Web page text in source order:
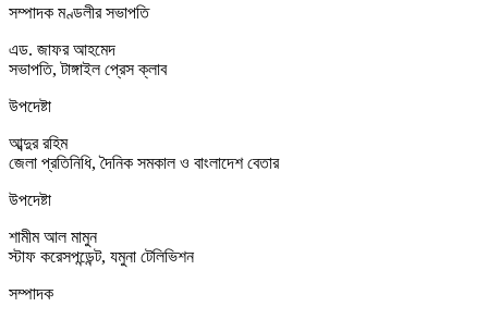
সম্পাদক মণ্ডলীর সভাপতি
এড. জাফর আহমেদ
সভাপতি, টাঙ্গাইল প্রেস ক্লাব
উপদেষ্টা
আব্দুর রহিম
জেলা প্রতিনিধি, দৈনিক সমকাল ও বাংলাদেশ বেতার
উপদেষ্টা
শামীম আল মামুন
স্টাফ করেসপন্ডেন্ট, যমুনা টেলিভিশন
সম্পাদক